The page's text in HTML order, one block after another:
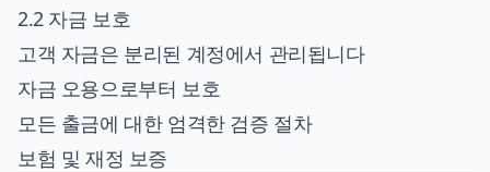
2.2 자금 보호
고객 자금은 분리된 계정에서 관리됩니다
자금 오용으로부터 보호
모든 출금에 대한 엄격한 검증 절차
보험 및 재정 보증